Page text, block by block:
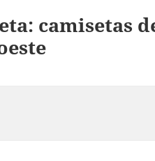
camisetas